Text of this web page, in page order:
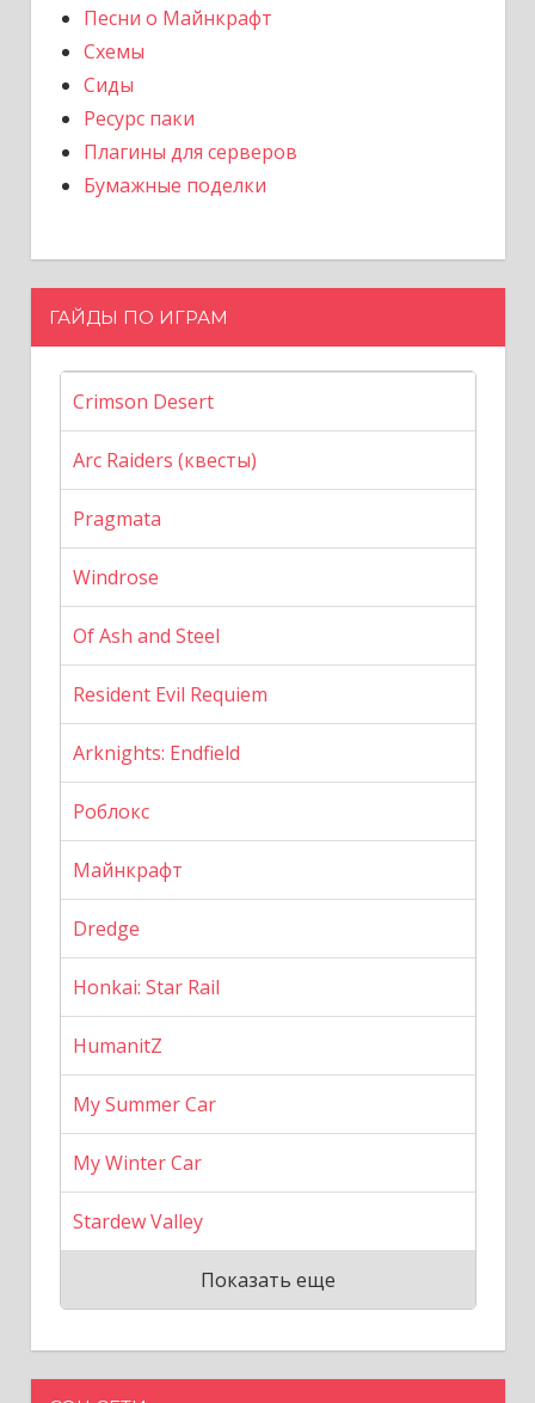
Песни о Майнкрафт
Схемы
Сиды
Ресурс паки
Плагины для серверов
Бумажные поделки
ГАЙДЫ ПО ИГРАМ
Crimson Desert
Arc Raiders (квесты)
Pragmata
Windrose
Of Ash and Steel
Resident Evil Requiem
Arknights: Endfield
Роблокс
Майнкрафт
Dredge
Honkai: Star Rail
HumanitZ
My Summer Car
My Winter Car
Stardew Valley
Показать еще